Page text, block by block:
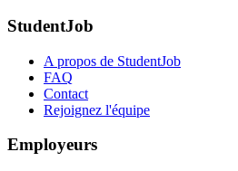
StudentJob
A propos de StudentJob
FAQ
Contact
Rejoignez l'équipe
Employeurs